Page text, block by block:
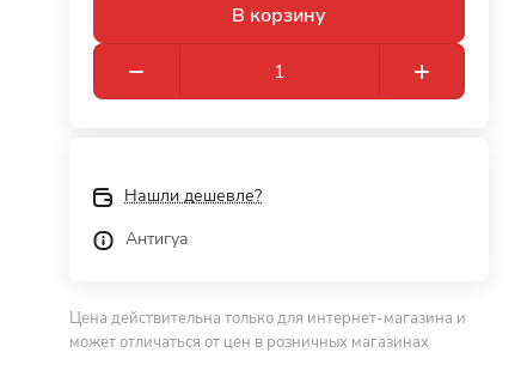
В корзину
Нашли дешевле?
Антигуа
Цена действительна только для интернет-магазина и
может отличаться от цен в розничных магазинах